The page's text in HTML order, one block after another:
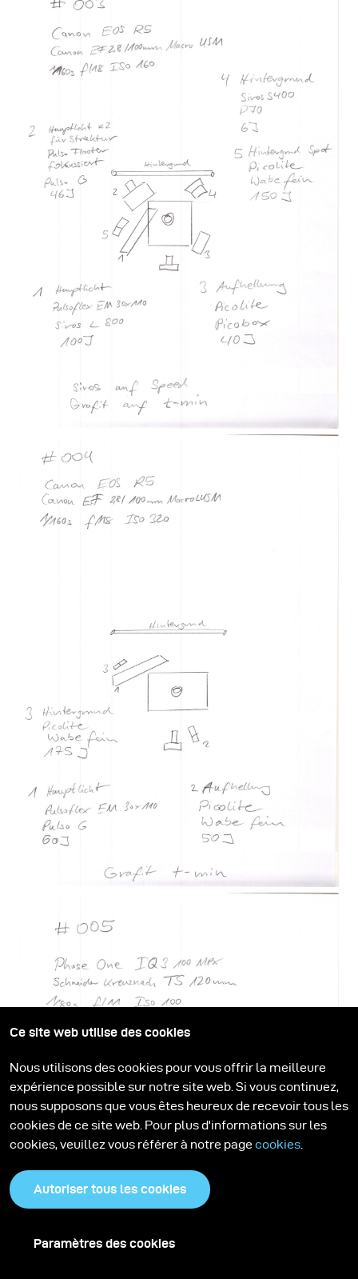
Ce site web utilise des cookies
Nous utilisons des cookies pour vous offrir la meilleure
expérience possible sur notre site web. Si vous continuez,
nous supposons que vous êtes heureux de recevoir tous les
cookies de ce site web. Pour plus d'informations sur les
cookies, veuillez vous référer à notre page cookies
Autoriser tous les cookies
Paramètres des cookies